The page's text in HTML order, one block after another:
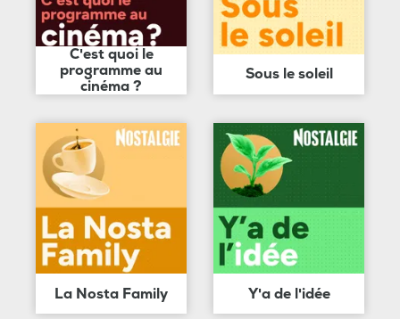
C'est quoi le
programme au
cinéma ?
Sous le soleil
La Nosta Family Y'a de l'idée